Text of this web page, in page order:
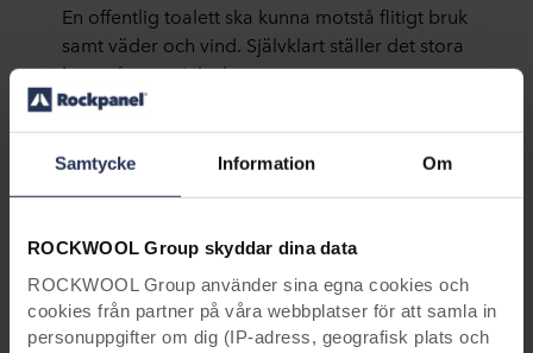
Samtycke Information Om
ROCKWOOL Group skyddar dina data
ROCKWOOL Group använder sina egna cookies och
cookies från partner på våra webbplatser för att samla in
personuppgifter om dig (IP-adress, geografisk plats och
En offentlig toalett ska kunna motstå flitigt bruk
samt väder och vind. Självklart ställer det stora
krav på materialvalen:
Fasadskivorna har en lång l
det ganska enkelt att byta ut en
skivaomdetblirnödvändigt, berättar
Rockpanel i Danmark.Och han fortsätter:
-En obemannad toalettbyggnad finns i en
mycket utsatt miljö och därför är det viktigt att